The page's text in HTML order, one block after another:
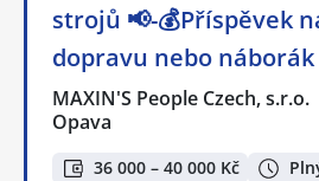
strojů 📢-💰Příspěvek
dopravu nebo náborák
MAXIN'S People Czech, s.r.o.
Opava
36 000 – 40 000 Kč